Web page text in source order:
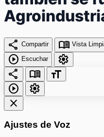
share Compartir menu_book Vista
play_circle Escuchar
settings
share
menu_book
format_size
play_circle
settings
close
Ajustes de Voz